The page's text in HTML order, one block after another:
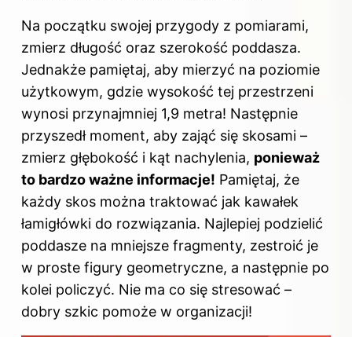
Na początku swojej przygody z pomiarami,
zmierz długość oraz szerokość poddasza.
Jednakże pamiętaj, aby mierzyć na poziomie
użytkowym, gdzie wysokość tej przestrzeni
wynosi przynajmniej 1,9 metra! Następnie
przyszedł moment, aby zająć się skosami –
zmierz głębokość i kąt nachylenia, ponieważ
to bardzo ważne informacje! Pamiętaj, że
każdy skos można traktować jak kawałek
łamigłówki do rozwiązania. Najlepiej podzielić
poddasze na mniejsze fragmenty, zestroić je
w proste figury geometryczne, a następnie po
kolei policzyć. Nie ma co się stresować –
dobry szkic pomoże w organizacji!